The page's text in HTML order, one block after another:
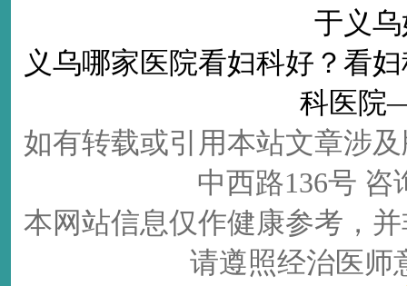
于义乌
义乌哪家医院看妇科好 ？看
科医院
如有转载或引用本站文章涉
中西路136号 咨
本网站信息仅作健康参考，
请遵照经治医师